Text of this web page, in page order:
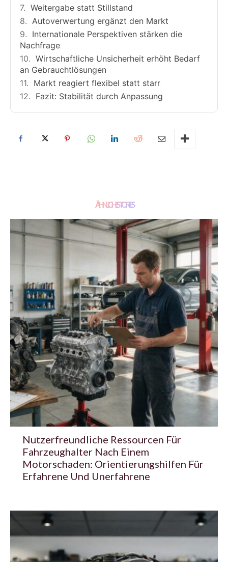
Weitergabe statt Stillstand
Autoverwertung ergänzt den Markt
Internationale Perspektiven stärken die
Nachfrage
Wirtschaftliche Unsicherheit erhöht Bedarf
an Gebrauchtlösungen
Markt reagiert flexibel statt starr
Fazit: Stabilität durch Anpassung
ÄHNLICHE STORIES
Nutzerfreundliche Ressourcen Für
Fahrzeughalter Nach Einem
Motorschaden: Orientierungshilfen Für
Erfahrene Und Unerfahrene